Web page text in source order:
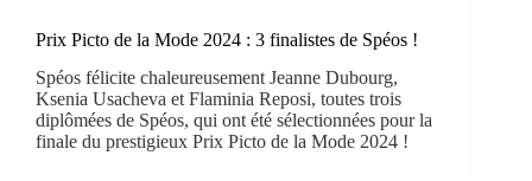
Prix Picto de la Mode 2024 : 3 finalistes de Spéos !
Spéos félicite chaleureusement Jeanne Dubourg,
Ksenia Usacheva et Flaminia Reposi, toutes trois
diplômées de Spéos, qui ont été sélectionnées pour la
finale du prestigieux Prix Picto de la Mode 2024 !